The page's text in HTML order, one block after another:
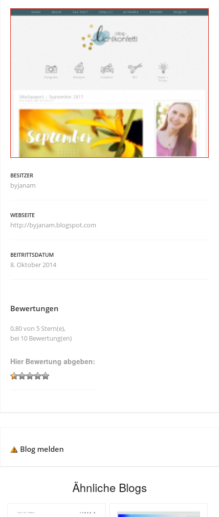
BESITZER
byjanam
WEBSEITE
http://byjanam.blogspot.com
BEITRITTSDATUM
8. Oktober 2014
Bewertungen
0,80 von 5 Stern(e),
bei 10 Bewertung(en)
Hier Bewertung abgeben:
Blog melden
Ähnliche Blogs